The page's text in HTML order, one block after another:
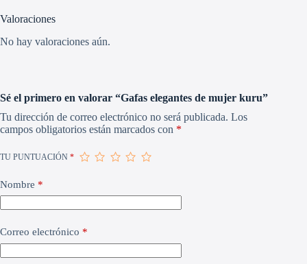
Valoraciones
No hay valoraciones aún.
Sé el primero en valorar “Gafas elegantes de mujer kuru”
Tu dirección de correo electrónico no será publicada. Los
campos obligatorios están marcados con *
TU PUNTUACIÓN *
Nombre *
Correo electrónico *